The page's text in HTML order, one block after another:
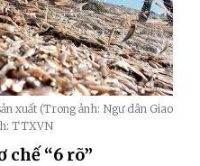
xuất (Trong ảnh: Ngư dân Giao
TTXVN
chế “6 rõ”